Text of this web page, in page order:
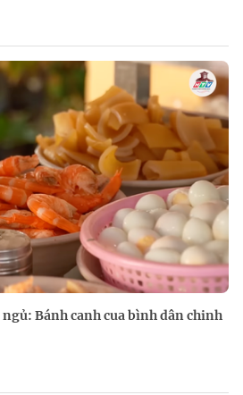
Bánh canh cua bình dân chinh